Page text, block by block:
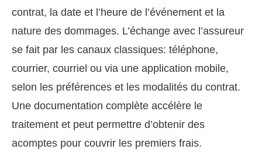
contrat, la date et l’heure de l’événement et la
nature des dommages. L’échange avec l’assureur
se fait par les canaux classiques: téléphone,
courrier, courriel ou via une application mobile,
selon les préférences et les modalités du contrat.
Une documentation complète accélère le
traitement et peut permettre d’obtenir des
acomptes pour couvrir les premiers frais.